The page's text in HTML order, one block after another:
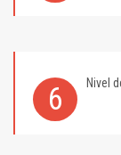
6 Nivel